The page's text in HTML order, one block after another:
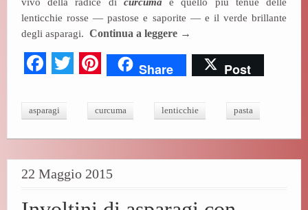
lenticchie rosse — pastose e saporite — e il verde brillante
degli asparagi. Continua a leggere →
Fa
bo
T
tte
Pi
er
Share Post
asparagi curcuma lenticchie pasta
22 Maggio 2015